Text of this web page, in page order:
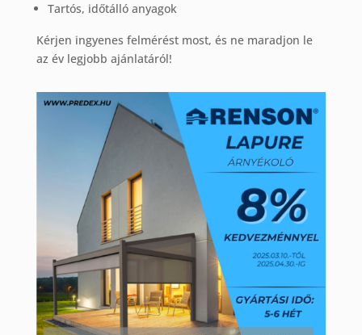
Tartós, időtálló anyagok
Kérjen ingyenes felmérést most, és ne maradjon le
az év legjobb ajánlatáról!